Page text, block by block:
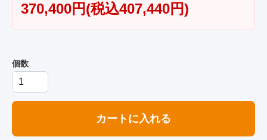
370,400円(税込407,440円)
個数
カートに入れる